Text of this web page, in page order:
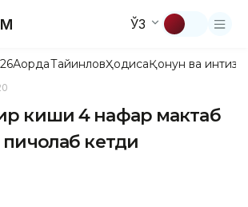
ЎЗ
АқордаТайинловҲодисаҚонун ва
киши 4 нафар мактаб
кетди